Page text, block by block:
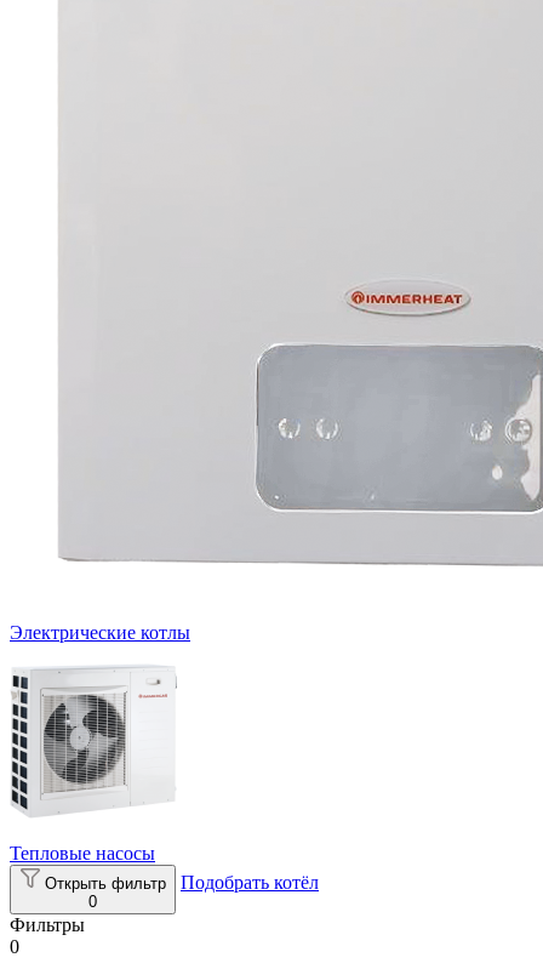
Электрические котлы
Тепловые насосы
Открыть фильтр
0
Подобрать котёл
Фильтры
0